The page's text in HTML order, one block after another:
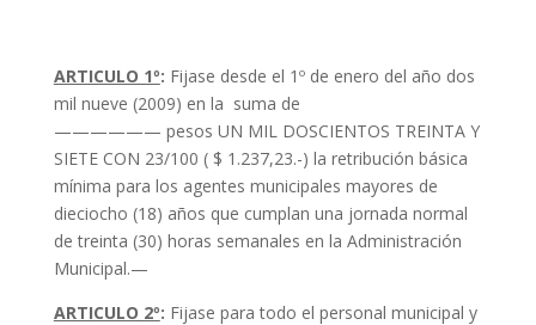
ARTICULO 1º: Fijase desde el 1º de enero del año dos
mil nueve (2009) en la suma de
—————— pesos UN MIL DOSCIENTOS TREINTA Y
SIETE CON 23/100 ( $ 1.237,23.-) la retribución básica
mínima para los agentes municipales mayores de
dieciocho (18) años que cumplan una jornada normal
de treinta (30) horas semanales en la Administración
Municipal.—
ARTICULO 2º: Fijase para todo el personal municipal y